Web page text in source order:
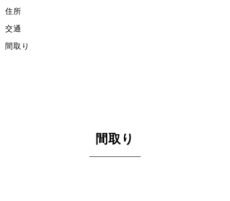
住所
交通
間取り
間取り